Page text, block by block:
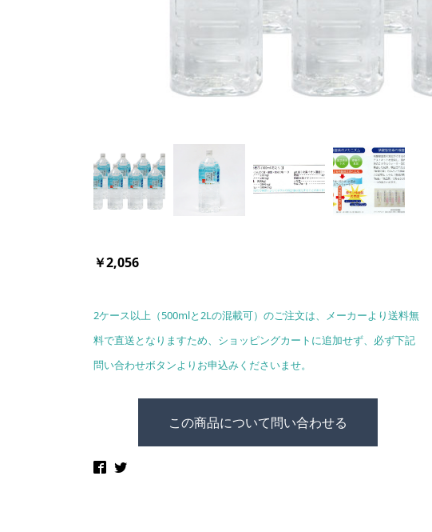
￥2,056
2ケース以上（500mlと2Lの混載可）のご注文は、メーカーより送料無
料で直送となりますため、ショッピングカートに追加せず、必ず下記
問い合わせボタンよりお申込みくださいませ。
この商品について問い合わせる